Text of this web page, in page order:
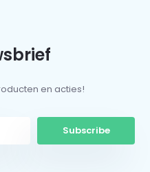
en acties!
Subscribe